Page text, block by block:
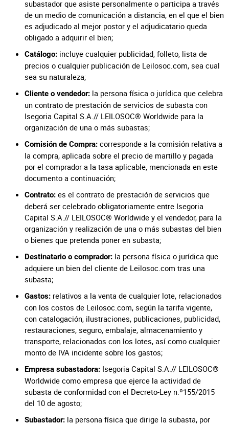
subastador que asiste personalmente o participa a través
de un medio de comunicación a distancia, en el que el bien
es adjudicado al mejor postor y el adjudicatario queda
obligado a adquirir el bien;
Catálogo: incluye cualquier publicidad, folleto, lista de
precios o cualquier publicación de Leilosoc.com, sea cual
sea su naturaleza;
Cliente o vendedor: la persona física o jurídica que celebra
un contrato de prestación de servicios de subasta con
Isegoria Capital S.A.// LEILOSOC® Worldwide para la
organización de una o más subastas;
Comisión de Compra: corresponde a la comisión relativa a
la compra, aplicada sobre el precio de martillo y pagada
por el comprador a la tasa aplicable, mencionada en este
documento a continuación;
Contrato: es el contrato de prestación de servicios que
deberá ser celebrado obligatoriamente entre Isegoria
Capital S.A.// LEILOSOC® Worldwide y el vendedor, para la
organización y realización de una o más subastas del bien
o bienes que pretenda poner en subasta;
Destinatario o comprador: la persona física o jurídica que
adquiere un bien del cliente de Leilosoc.com tras una
subasta;
Gastos: relativos a la venta de cualquier lote, relacionados
con los costos de Leilosoc.com, según la tarifa vigente,
con catalogación, ilustraciones, publicaciones, publicidad,
restauraciones, seguro, embalaje, almacenamiento y
transporte, relacionados con los lotes, así como cualquier
monto de IVA incidente sobre los gastos;
Empresa subastadora: Isegoria Capital S.A.// LEILOSOC®
Worldwide como empresa que ejerce la actividad de
subasta de conformidad con el Decreto-Ley n.º155/2015
del 10 de agosto;
Subastador: la persona física que dirige la subasta, por